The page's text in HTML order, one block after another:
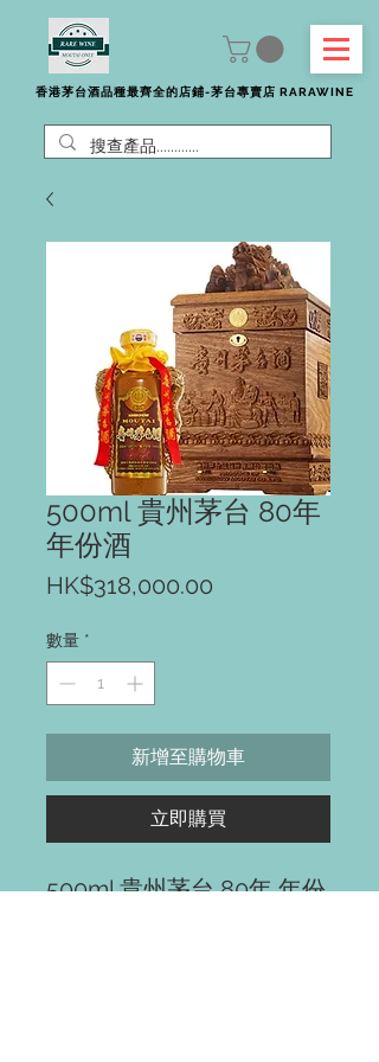
香港茅台酒品種最齊全的店鋪-茅台專賣店 RARAWINE
500ml 貴州茅台 80年
年份酒
HK$318,000.00
數量 *
新增至購物車
立即購買
500ml 貴州茅台 80年 年份